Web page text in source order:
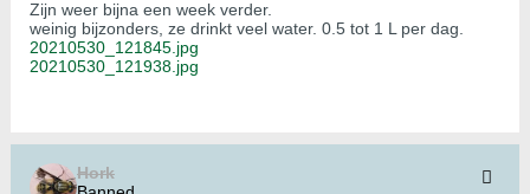
Zijn weer bijna een week verder.
weinig bijzonders, ze drinkt veel water. 0.5 tot 1 L per dag.
20210530_121845.jpg
20210530_121938.jpg
Hork